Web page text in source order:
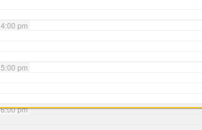
4:00 pm
5:00 pm
6:00 pm